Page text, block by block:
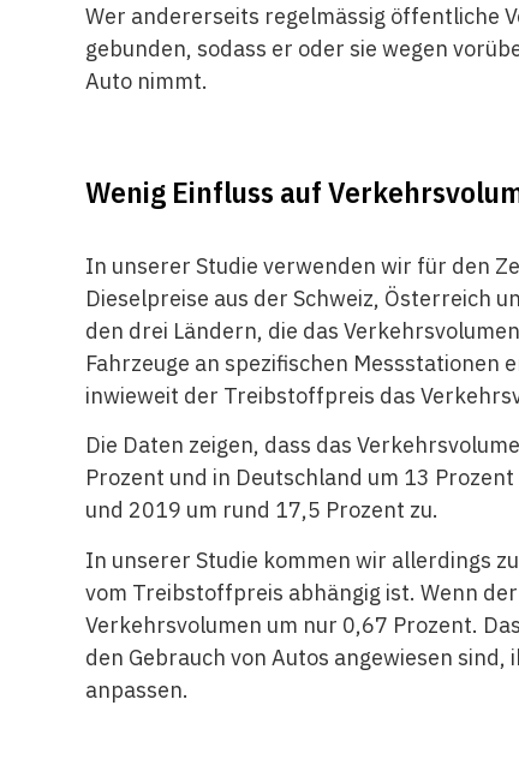
Wer andererseits regelmässig öffentliche
gebunden, sodass er oder sie wegen
Auto nimmt.
Wenig Einfluss auf
In unserer Studie verwenden wir für den
Dieselpreise aus der Schweiz, Österreich
den drei Ländern, die das
Fahrzeuge an spezifischen
inwieweit der Treibstoffpreis das
Die Daten zeigen, dass das
Prozent und in Deutschland um 13
und 2019 um rund 17,5 Prozent zu.
In unserer Studie kommen wir allerdings
vom Treibstoffpreis abhängig ist. Wenn
Verkehrsvolumen um nur 0,67 Prozent.
den Gebrauch von Autos angewiesen
anpassen.